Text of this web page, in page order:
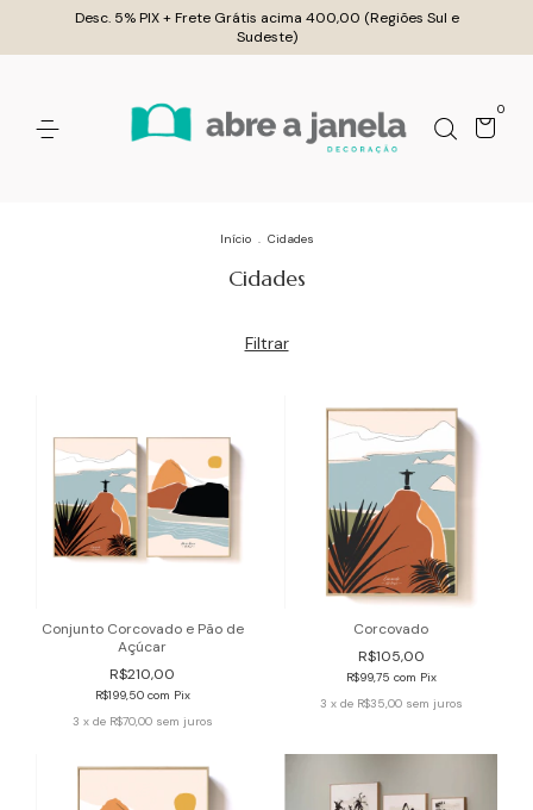
Desc. 5% PIX + Frete Grátis acima 400,00 (Regiões Sul e
Sudeste)
0
Início . Cidades
Cidades
Filtrar
Conjunto Corcovado e Pão de
Açúcar
R$210,00
R$199,50 com Pix
3 x de R$70,00 sem juros
Corcovado
R$105,00
R$99,75 com Pix
3 x de R$35,00 sem juros